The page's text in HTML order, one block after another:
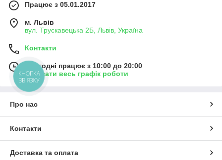
Працює з 05.01.2017
м. Львів
вул. Трускавецька 2Б, Львів, Україна
Контакти
Сьогодні працює з 10:00 до 20:00
Показати весь графік роботи
Про нас
Контакти
Доставка та оплата
КНОПКА
ЗВ'ЯЗКУ